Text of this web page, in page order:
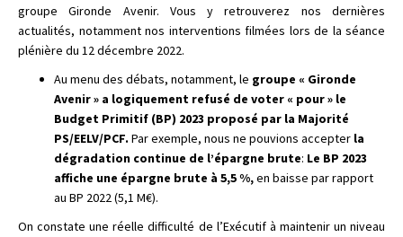
groupe Gironde Avenir. Vous y retrouverez nos dernières
actualités, notamment nos interventions filmées lors de la séance
plénière du 12 décembre 2022.
Au menu des débats, notamment, le groupe « Gironde
Avenir » a logiquement refusé de voter « pour » le
Budget Primitif (BP) 2023 proposé par la Majorité
PS/EELV/PCF. Par exemple, nous ne pouvions accepter la
dégradation continue de l’épargne brute: Le BP 2023
affiche une épargne brute à 5,5 %,en baisse par rapport
au BP 2022 (5,1 M€).
On constate une réelle difficulté de l’Exécutif à maintenir un niveau